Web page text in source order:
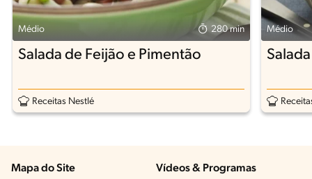
Médio 280 min
Salada de Feijão e Pimentão
Receitas Nestlé
Médio
Mapa do Site Vídeos & Programas​